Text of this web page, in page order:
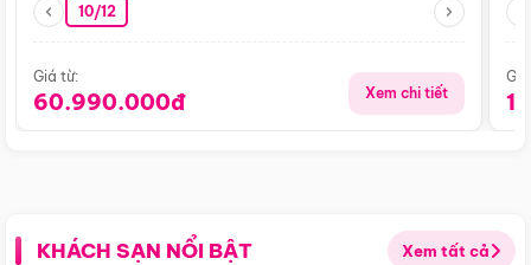
10/12
Giá từ:
60.990.000đ Xem chi tiết
KHÁCH SẠN NỔI BẬT Xem tất cả